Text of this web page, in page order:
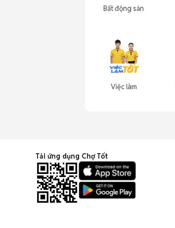
Bất động sản
Việc làm
Tải ứng dụng Chợ Tốt